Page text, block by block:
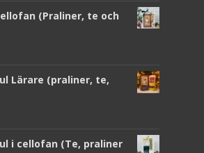
(Praliner, te och
Lärare (praliner, te,
i cellofan (Te, praliner